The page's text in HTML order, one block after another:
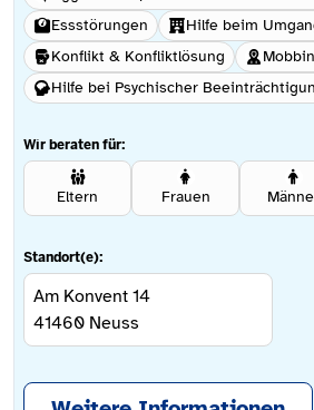
Essstörungen
Hilfe beim
Konflikt & Konfliktlösung
Hilfe bei Psychischer
Wir beraten für:
Eltern Frauen
Standort(e):
Am Konvent 14
41460 Neuss